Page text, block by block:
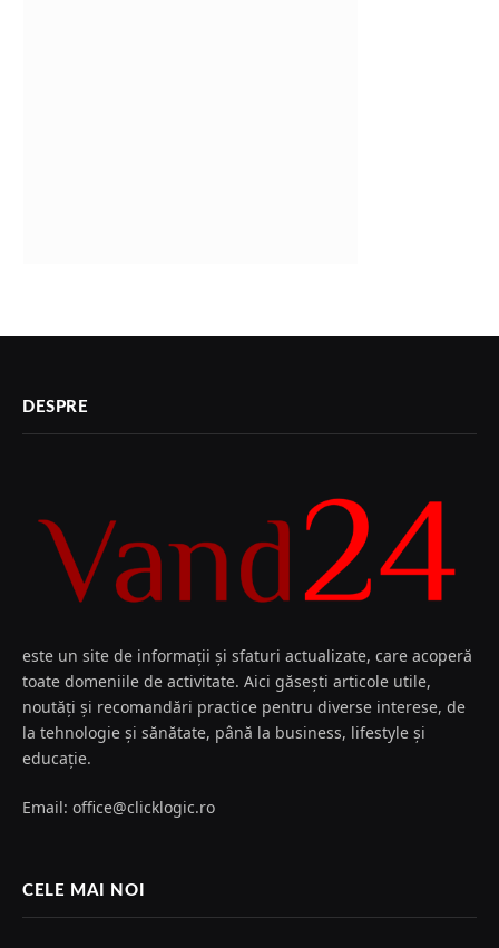
DESPRE
este un site de informații și sfaturi actualizate, care acoperă
toate domeniile de activitate. Aici găsești articole utile,
noutăți și recomandări practice pentru diverse interese, de
la tehnologie și sănătate, până la business, lifestyle și
educație.
Email: office@clicklogic.ro
CELE MAI NOI